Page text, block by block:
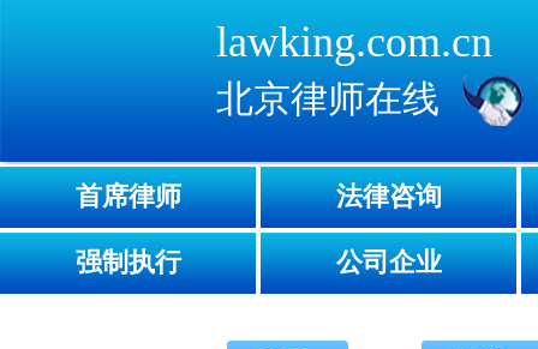
lawking.com.cn
北京律师在线
首席律师 法律咨询
强制执行 公司企业